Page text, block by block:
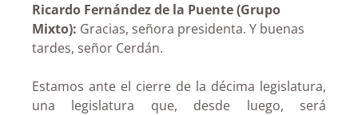
Ricardo Fernández de la Puente (Grupo
Mixto): Gracias, señora presidenta. Y buenas
tardes, señor Cerdán.
Estamos ante el cierre de la décima legislatura,
una legislatura que, desde luego, será